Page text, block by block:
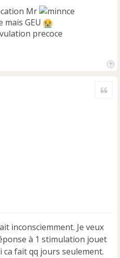
Mr
mais GEU
precoce
inconsciemment. Je veux
à 1 stimulation jouet
fait qq jours seulement.